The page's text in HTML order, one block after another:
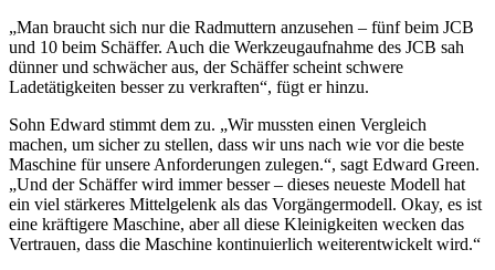
„Man braucht sich nur die Radmuttern anzusehen – fünf beim JCB
und 10 beim Schäffer. Auch die Werkzeugaufnahme des JCB sah
dünner und schwächer aus, der Schäffer scheint schwere
Ladetätigkeiten besser zu verkraften“, fügt er hinzu.
Sohn Edward stimmt dem zu. „Wir mussten einen Vergleich
machen, um sicher zu stellen, dass wir uns nach wie vor die beste
Maschine für unsere Anforderungen zulegen.“, sagt Edward Green.
„Und der Schäffer wird immer besser – dieses neueste Modell hat
ein viel stärkeres Mittelgelenk als das Vorgängermodell. Okay, es ist
eine kräftigere Maschine, aber all diese Kleinigkeiten wecken das
Vertrauen, dass die Maschine kontinuierlich weiterentwickelt wird.“